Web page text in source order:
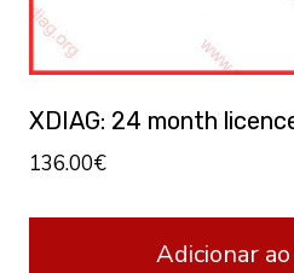
XDIAG: 24 month
136.00€
Adicionar